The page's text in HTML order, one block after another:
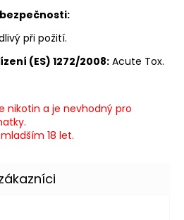
při požití.
(ES) 1272/2008: Acute Tox.
nikotin a je nevhodný pro
18 let.